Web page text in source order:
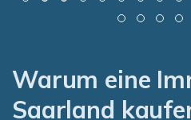
Warum eine
Saarland